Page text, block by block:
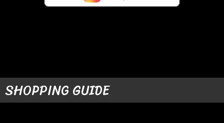
SHOPPING GUIDE